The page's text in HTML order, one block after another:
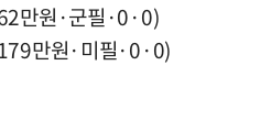
만원·군필·0·0)
만원·미필·0·0)